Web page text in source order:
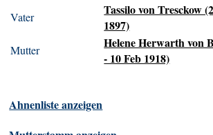
Vater
Tassilo von Tresckow
1897)
Mutter
Helene Herwarth von
- 10 Feb 1918)
Ahnenliste anzeigen